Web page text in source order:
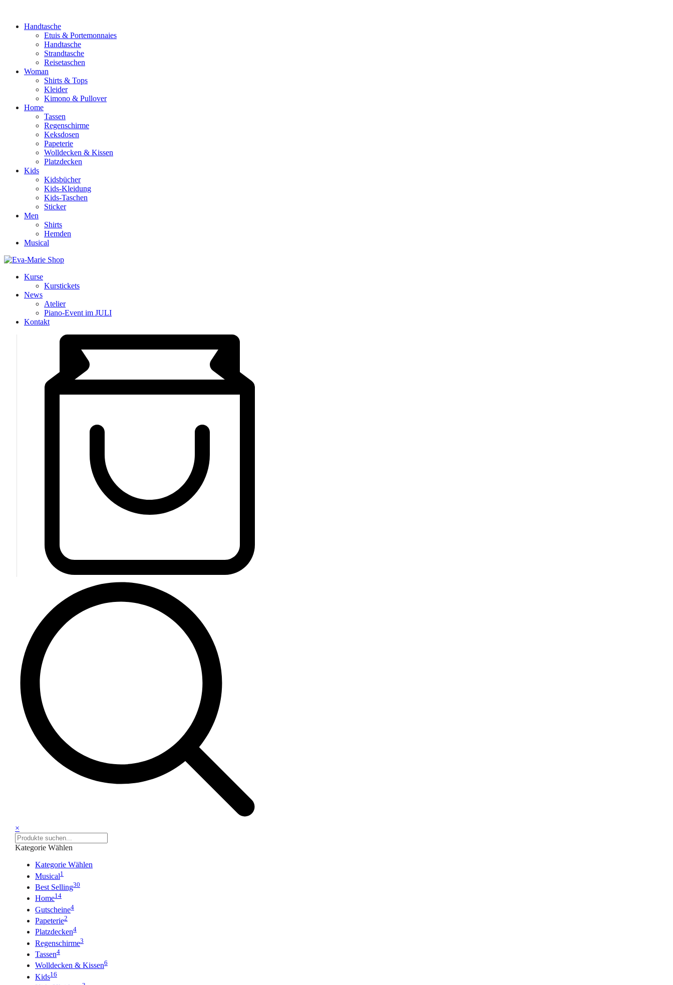
Handtasche
Etuis & Portemonnaies
Handtasche
Strandtasche
Reisetaschen
Woman
Shirts & Tops
Kleider
Kimono & Pullover
Home
Tassen
Regenschirme
Keksdosen
Papeterie
Wolldecken & Kissen
Platzdecken
Kids
Kidsbücher
Kids-Kleidung
Kids-Taschen
Sticker
Men
Shirts
Hemden
Musical
Kurse
Kurstickets
News
Atelier
Piano-Event im JULI
Kontakt
×
Kategorie Wählen
Kategorie Wählen
Musical1
Best Selling30
Home14
Gutscheine4
Papeterie2
Platzdecken4
Regenschirme3
Tassen4
Wolldecken & Kissen6
Kids16